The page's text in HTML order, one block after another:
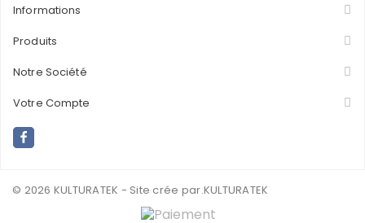
Informations
Produits
Notre Société
Votre Compte
© 2026 KULTURATEK - Site crée par.KULTURATEK